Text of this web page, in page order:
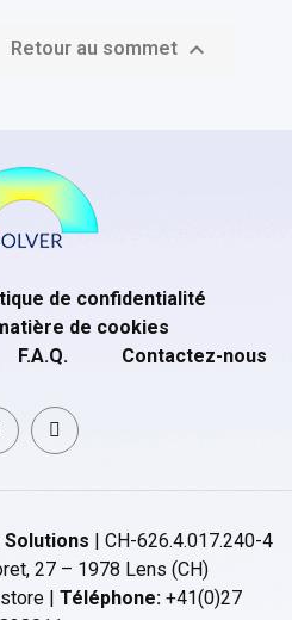
Retour au sommet 
de confidentialité
de cookies
F.A.Q. Contactez-nous
| CH-626.4.017.240-4
27 – 1978 Lens (CH)
| Téléphone:+41(0)27